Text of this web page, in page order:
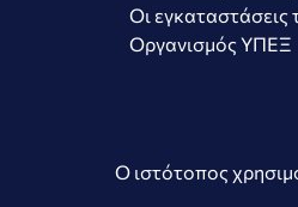
Οι
Οργανισμός ΥΠΕΞ
Copyright © 2026 Ελληνική
Ο ιστότοπος